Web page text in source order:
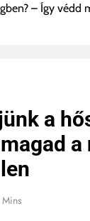
– Így védd
a
a
Mins